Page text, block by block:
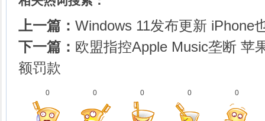
上一篇： Windows 11发布更新 iPhone
下一篇： 欧盟指控Apple Music垄断 苹
额罚款
0 0 0 0 0